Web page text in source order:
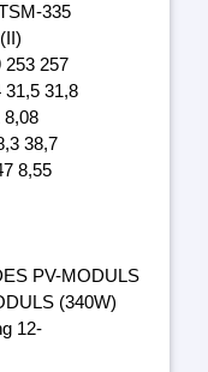
335
253 257
31,8
8,08
38,7
8,55
PV-MODULS
(340W)
12-